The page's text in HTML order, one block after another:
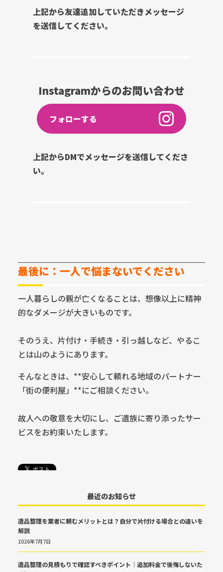
上記から友達追加していただきメッセージ
を送信してください。
Instagramからのお問い合わせ
フォローする
上記からDMでメッセージを送信してくださ
い。
最後に：一人で悩まないでください
一人暮らしの親が亡くなることは、想像以上に精神
的なダメージが大きいものです。
そのうえ、片付け・手続き・引っ越しなど、やるこ
とは山のようにあります。
そんなときは、**安心して頼れる地域のパートナー
「街の便利屋」**にご相談ください。
故人への敬意を大切にし、ご遺族に寄り添ったサー
ビスをお約束いたします。
最近のお知らせ
遺品整理を業者に頼むメリットとは？自分で片付ける場合との違いを
解説
2026年7月7日
遺品整理の見積もりで確認すべきポイント｜追加料金で後悔しないた